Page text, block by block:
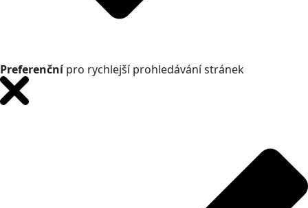
Preferenčnípro rychlejší prohledávání stránek